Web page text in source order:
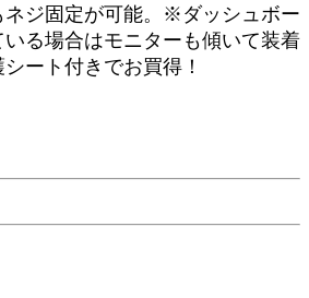
ネジ固定が可能。※ダッシュボー
いる場合はモニターも傾いて装着
ート付きでお買得！